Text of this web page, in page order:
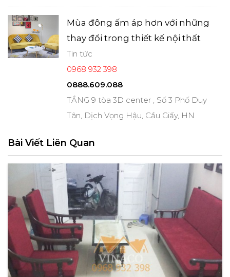
Mùa đông ấm áp hơn với những
thay đổi trong thiết kế nội thất
Tin tức
0968 932 398
0888.609.088
TẦNG 9 tòa 3D center , Số 3 Phố Duy
Tân, Dịch Vọng Hậu, Cầu Giấy, HN
Bài Viết Liên Quan